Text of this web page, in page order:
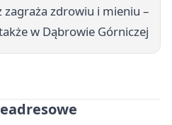
zdrowiu i mieniu –
w Dąbrowie Górniczej